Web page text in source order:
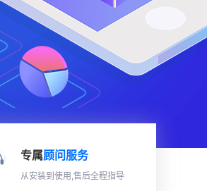
专属顾问服务
从安装到使用,售后全程指导